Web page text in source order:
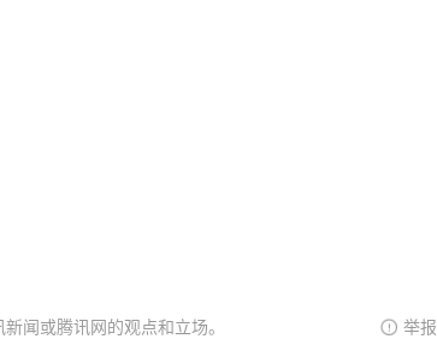
闻或腾讯网的观点和立场。 举报